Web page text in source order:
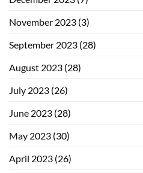
November 2023 (3)
September 2023 (28)
August 2023 (28)
July 2023 (26)
June 2023 (28)
May 2023 (30)
April 2023 (26)